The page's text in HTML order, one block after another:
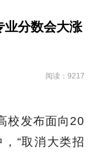
业分数会大涨
阅读：9217
校发布面向20
“取消大类招